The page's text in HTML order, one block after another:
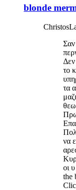
blonde
Σαν
το
τα
να
οι
the